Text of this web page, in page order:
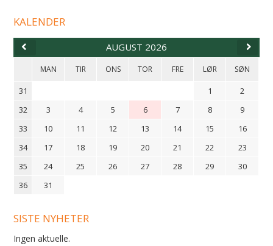
KALENDER
AUGUST 2026
MAN TIR ONS TOR FRE LØR SØN
31 1
2
32
3 4 5 6 7 8
9
33
10 11 12 13 14 15
16
34
17 18 19 20 21 22
23
35
24 25 26 27 28 29
30
36
31
SISTE NYHETER
Ingen aktuelle.